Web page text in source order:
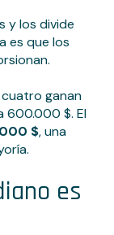
y los divide
es que los
cuatro ganan
600.000 $. El
$, una
es